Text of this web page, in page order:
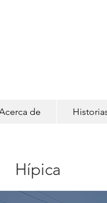
de
Hípica